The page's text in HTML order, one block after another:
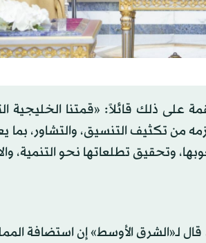
على ذلك قائلاً: «قمتنا الخليجية
من تكثيف التنسيق، والتشاور، بما
وتحقيق تطلعاتها نحو التنمية،
لـ«الشرق الأوسط» إن استضافة